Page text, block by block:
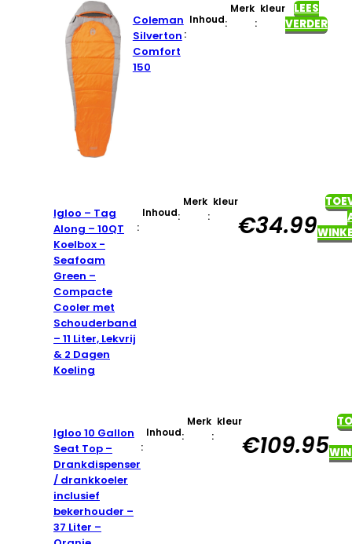
Coleman
Silverton
Comfort
150
Inhoud
:
Merk
:
kleur
:
LEES
VERDER
Igloo – Tag
Along – 10QT
Koelbox -
Seafoam
Green –
Compacte
Cooler met
Schouderband
– 11 Liter, Lekvrij
& 2 Dagen
Koeling
Inhoud
:
Merk
:
kleur
:
€34.99
Igloo 10 Gallon
Seat Top –
Drankdispenser
/ drankkoeler
inclusief
bekerhouder –
37 Liter –
Inhoud
:
Merk
:
kleur
:
€109.95